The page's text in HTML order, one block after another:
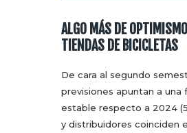
ALGO MÁS DE
TIENDAS DE BICICLETAS
De cara al segundo
previsiones apuntan a una
estable respecto a 2024
y distribuidores coinciden